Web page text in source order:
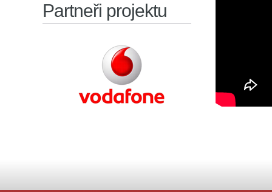
Partneři projektu